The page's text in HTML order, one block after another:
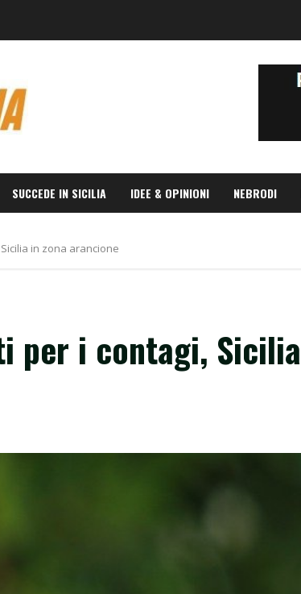
SUCCEDE IN SICILIA IDEE & OPINIONI NEBRODI
in zona arancione
per i contagi, Sicilia